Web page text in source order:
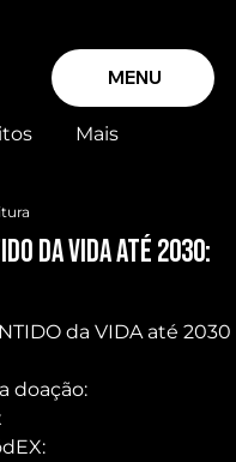
MENU
Mais
da VIDA até 2030:
da VIDA até 2030
doação: